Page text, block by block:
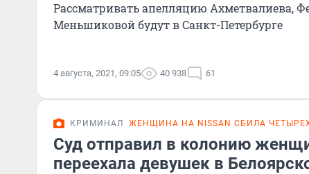
Рассматривать апелляцию Ахметвалиева,
Меньшиковой будут в Санкт-Петербурге
4 августа, 2021, 09:05 40 938 61
КРИМИНАЛ ЖЕНЩИНА НА NISSAN СБИЛА
Суд отправил в колонию
переехала девушек в